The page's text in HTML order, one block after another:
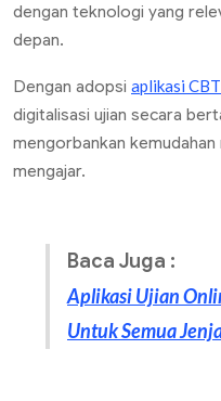
dengan teknologi yang
depan.
Dengan adopsi aplikasi
digitalisasi ujian secara
mengorbankan
mengajar.
Baca Juga :
Aplikasi Ujian
Untuk Semua